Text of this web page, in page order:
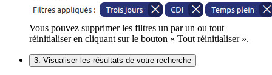
Vous pouvez supprimer les filtres un par un ou tout
réinitialiser en cliquant sur le bouton « Tout réinitialiser ».
3. Visualiser les résultats de votre recherche